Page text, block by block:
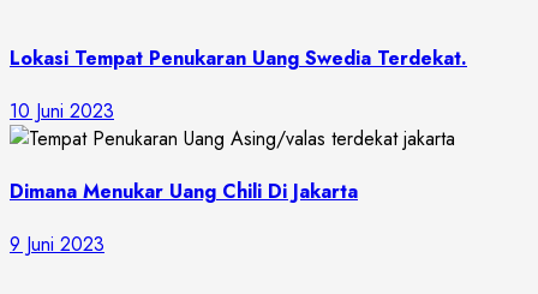
Lokasi Tempat Penukaran Uang Swedia Terdekat.
10 Juni 2023
Dimana Menukar Uang Chili Di Jakarta
9 Juni 2023